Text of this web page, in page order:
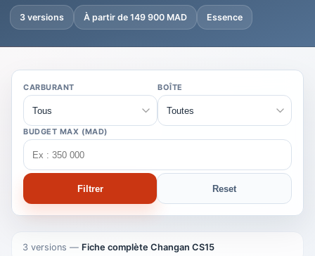
3 versions À partir de 149 900 MAD Essence
CARBURANT BOÎTE
BUDGET MAX (MAD)
Filtrer Reset
3 versions — Fiche complète Changan CS15